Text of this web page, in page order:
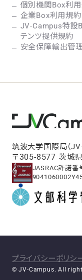
個別機関Box利
企業Box利用規約
JV-Campus特設
テンツ提供規約
安全保障輸出管
筑波大学国際局（
〒305-8577 茨城
JASRAC許諾番
プライバシーポリシ
© JV-Campus. All